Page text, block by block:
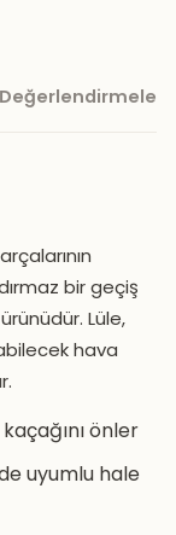
Değerlendirmeler
bir geçiş
Lüle,
hava
önler
uyumlu hale